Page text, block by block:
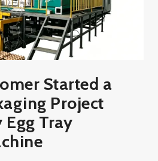
Started a
Project
Tray